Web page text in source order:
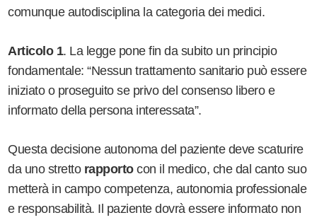
comunque autodisciplina la categoria dei medici.
Articolo 1. La legge pone fin da subito un principio
fondamentale: “Nessun trattamento sanitario può essere
iniziato o proseguito se privo del consenso libero e
informato della persona interessata”.
Questa decisione autonoma del paziente deve scaturire
da uno stretto rapportocon il medico, che dal canto suo
metterà in campo competenza, autonomia professionale
e responsabilità. Il paziente dovrà essere informato non